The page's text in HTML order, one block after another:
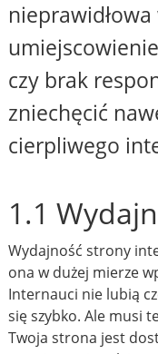
czy brak
zniechęcić
cierpliwego
1.1
Wydajność strony
ona w dużej mierze
Internauci nie lubią
się szybko. Ale musi
Twoja strona jest